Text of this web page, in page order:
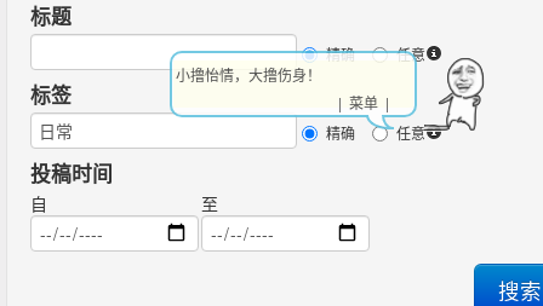
标题
精确 任意
标签
精确 任意
投稿时间
自 至
小撸怡情，大撸伤身！
| 菜单 |